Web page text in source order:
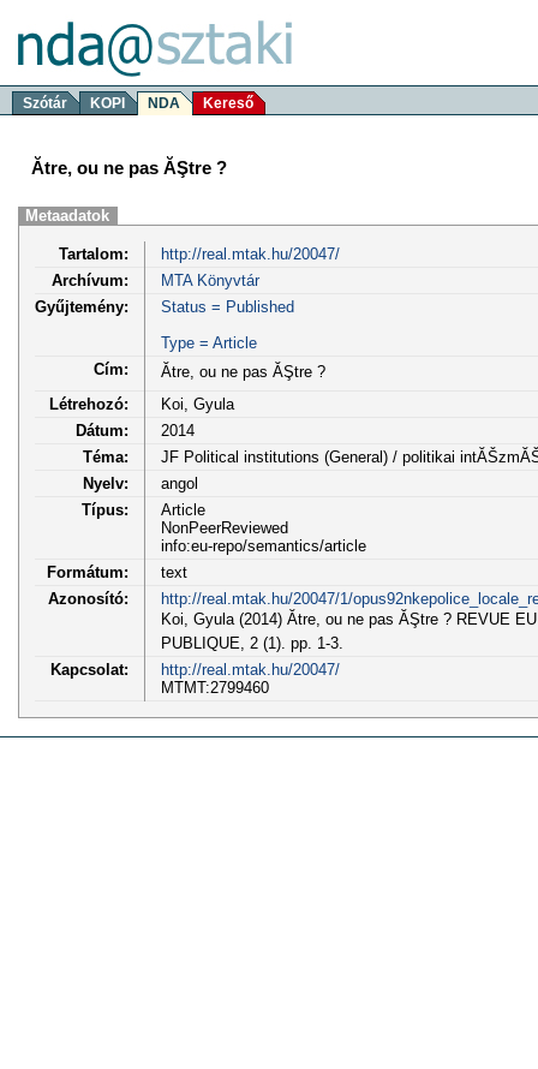
Szótár KOPI NDA Kereső
Ătre, ou ne pas ĂŞtre ?
Metaadatok
Tartalom:
http://real.mtak.hu/20047/
Archívum:
MTA Könyvtár
Gyűjtemény:
Status = Published
Type = Article
Cím:
Ătre, ou ne pas ĂŞtre ?
Létrehozó:
Koi, Gyula
Dátum:
2014
Téma:
JF Political institutions (General) / politikai
Nyelv:
angol
Típus:
Article
NonPeerReviewed
info:eu-repo/semantics/article
Formátum:
text
Azonosító:
http://real.mtak.hu/20047/1/
Koi, Gyula (2014) Ătre, ou ne pas ĂŞtre ? REVUE
PUBLIQUE, 2 (1). pp. 1-3.
Kapcsolat:
http://real.mtak.hu/20047/
MTMT:2799460